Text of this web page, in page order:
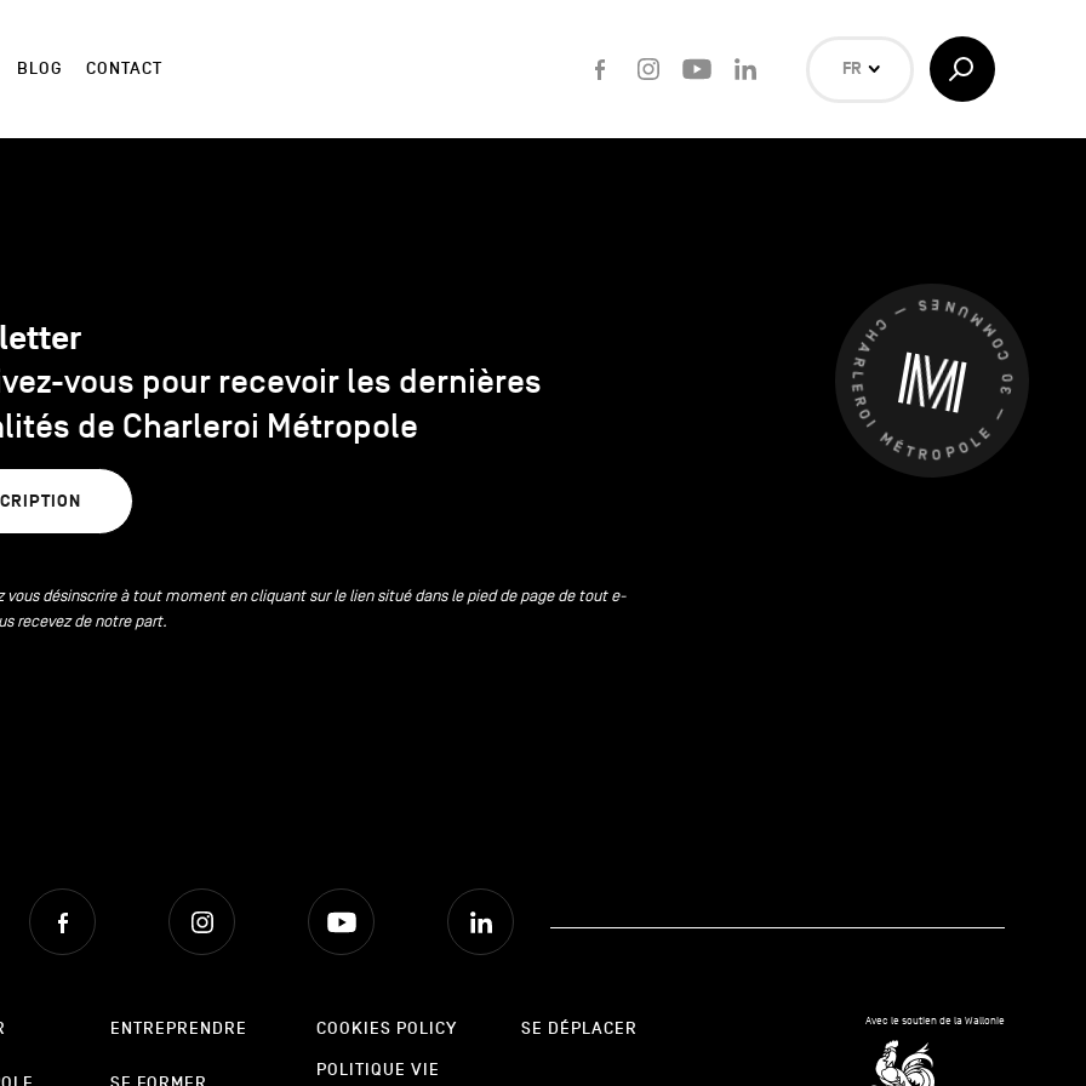
BLOG CONTACT
FacebookInstagramYoutube
FR
EN
Afficher/Masquer
la
Recherche
CHARLEROI MÉTROPOLE — 30 COMMUNES —
vous pour recevoir les dernières
de Charleroi Métropole
vous désinscrire à tout moment en cliquant sur le lien situé dans le pied de page de tout e-
recevez de notre part.
Facebook Instagram
ENTREPRENDRE
COOKIES POLICY
POLITIQUE VIE
SE DÉPLACER Avec le soutien de la Wallonie